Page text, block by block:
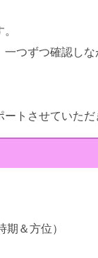
つずつ確認し
トさせていただ
＆方位）